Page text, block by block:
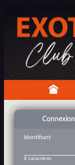
Connexion
Identifiant
8 caractères